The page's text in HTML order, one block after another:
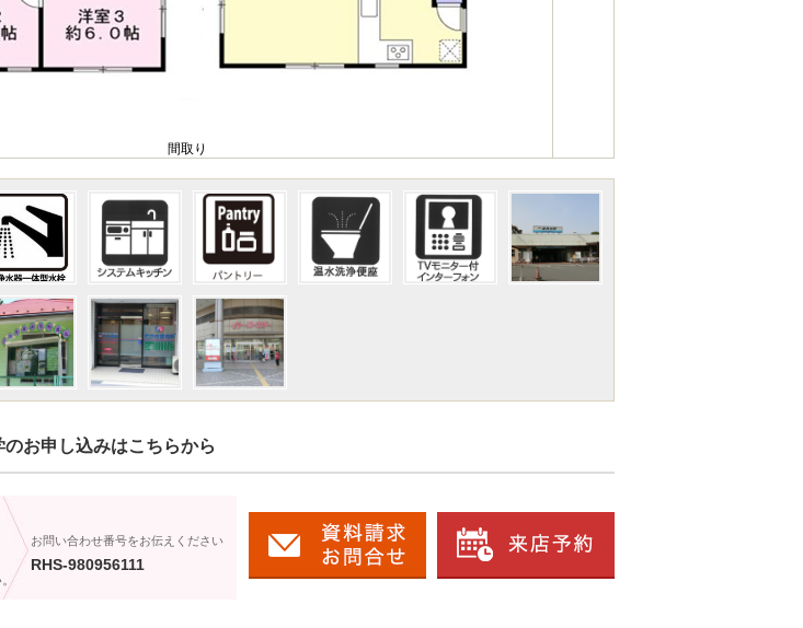
間取り
お申し込みはこちらから
。
お問い合わせ番号をお伝えください
RHS-980956111